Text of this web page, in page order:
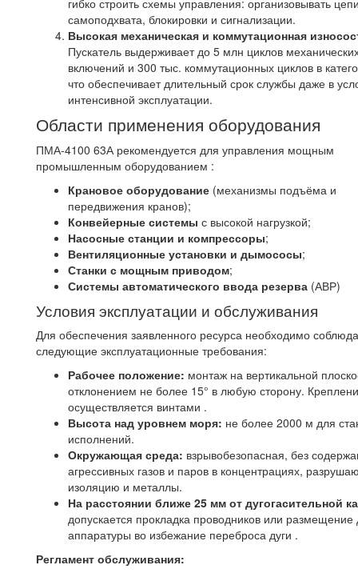
самоподхвата, блокировки и сигнализации.
Высокая механическая и коммутационная
Пускатель выдерживает до 5 млн циклов
включений и 300 тыс. коммутационных циклов в
что обеспечивает длительный срок службы даже в
интенсивной эксплуатации.
Области применения оборудования
ПМА-4100 63А рекомендуется для управления мощным
промышленным оборудованием :
Крановое оборудование (механизмы подъёма и
передвижения кранов);
Конвейерные системы с высокой нагрузкой;
Насосные станции и компрессоры;
Вентиляционные установки и дымососы;
Станки с мощным приводом;
Системы автоматического ввода резерва (АВР)
Условия эксплуатации и обслуживания
Для обеспечения заявленного ресурса необходимо
следующие эксплуатационные требования:
Рабочее положение: монтаж на вертикальной
отклонением не более 15° в любую сторону.
осуществляется винтами .
Высота над уровнем моря: не более 2000 м для
исполнений.
Окружающая среда: взрывобезопасная, без
агрессивных газов и паров в концентрациях,
изоляцию и металлы.
На расстоянии ближе 25 мм от дугогасительной
допускается прокладка проводников или размещение
аппаратуры во избежание переброса дуги .
Регламент обслуживания: